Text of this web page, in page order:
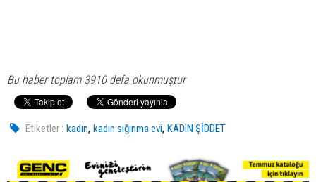
Bu haber toplam 3910 defa okunmuştur
Etiketler : kadın,kadın sığınma evi,KADIN ŞİDDET